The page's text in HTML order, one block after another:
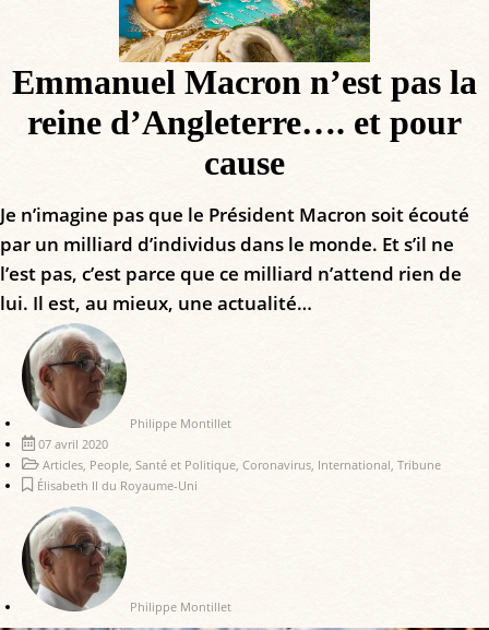
Emmanuel Macron n’est pas la
reine d’Angleterre…. et pour
cause
Je n’imagine pas que le Président Macron soit écouté
par un milliard d’individus dans le monde. Et s’il ne
l’est pas, c’est parce que ce milliard n’attend rien de
lui. Il est, au mieux, une actualité…
Philippe Montillet
07 avril 2020
Articles, People, Santé et Politique, Coronavirus, International, Tribune
Élisabeth II du Royaume-Uni
Philippe Montillet